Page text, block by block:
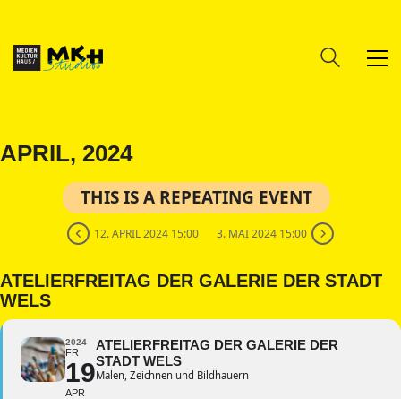
APRIL, 2024
THIS IS A REPEATING EVENT
12. APRIL 2024 15:00 3. MAI 2024 15:00
ATELIERFREITAG DER GALERIE DER STADT
WELS
2024
FR
19
APR
ATELIERFREITAG DER GALERIE DER
STADT WELS
Malen, Zeichnen und Bildhauern